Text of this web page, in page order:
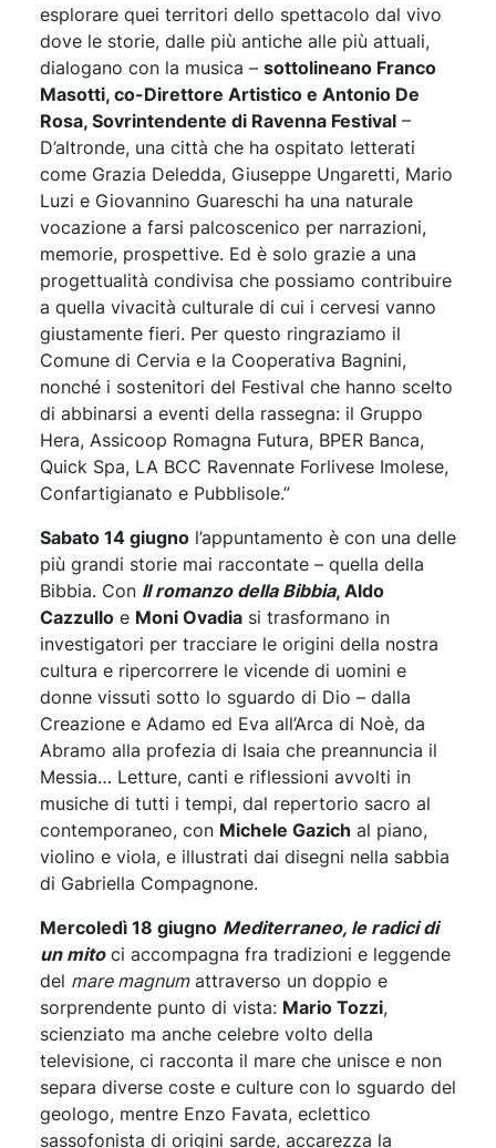
esplorare quei territori dello spettacolo dal vivo
dove le storie, dalle più antiche alle più attuali,
dialogano con la musica – sottolineano Franco
Masotti, co-Direttore Artistico e Antonio De
Rosa, Sovrintendente di Ravenna Festival –
D’altronde, una città che ha ospitato letterati
come Grazia Deledda, Giuseppe Ungaretti, Mario
Luzi e Giovannino Guareschi ha una naturale
vocazione a farsi palcoscenico per narrazioni,
memorie, prospettive. Ed è solo grazie a una
progettualità condivisa che possiamo contribuire
a quella vivacità culturale di cui i cervesi vanno
giustamente fieri. Per questo ringraziamo il
Comune di Cervia e la Cooperativa Bagnini,
nonché i sostenitori del Festival che hanno scelto
di abbinarsi a eventi della rassegna: il Gruppo
Hera, Assicoop Romagna Futura, BPER Banca,
Quick Spa, LA BCC Ravennate Forlivese Imolese,
Confartigianato e Pubblisole.”
Sabato 14 giugno l’appuntamento è con una delle
più grandi storie mai raccontate – quella della
Bibbia. Con Il romanzo della Bibbia, Aldo
Cazzullo e Moni Ovadia si trasformano in
investigatori per tracciare le origini della nostra
cultura e ripercorrere le vicende di uomini e
donne vissuti sotto lo sguardo di Dio – dalla
Creazione e Adamo ed Eva all’Arca di Noè, da
Abramo alla profezia di Isaia che preannuncia il
Messia… Letture, canti e riflessioni avvolti in
musiche di tutti i tempi, dal repertorio sacro al
contemporaneo, con Michele Gazich al piano,
violino e viola, e illustrati dai disegni nella sabbia
di Gabriella Compagnone.
Mercoledì 18 giugno Mediterraneo, le radici di
un mitoci accompagna fra tradizioni e leggende
del mare magnumattraverso un doppio e
sorprendente punto di vista: Mario Tozzi,
scienziato ma anche celebre volto della
televisione, ci racconta il mare che unisce e non
separa diverse coste e culture con lo sguardo del
geologo, mentre Enzo Favata, eclettico
sassofonista di origini sarde, accarezza la